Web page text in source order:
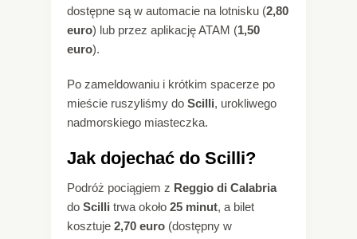
dostępne są w automacie na lotnisku (2,80
euro) lub przez aplikację ATAM (1,50
euro).
Po zameldowaniu i krótkim spacerze po
mieście ruszyliśmy do Scilli, urokliwego
nadmorskiego miasteczka.
Jak dojechać do Scilli?
Podróż pociągiem z Reggio di Calabria
do Scilli trwa około 25 minut, a bilet
kosztuje 2,70 euro (dostępny w